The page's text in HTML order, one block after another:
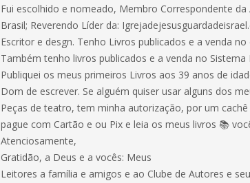
Fui escolhido e nomeado, Membro Correspondente
Brasil; Reverendo Líder da:
Escritor e desgn. Tenho Livros publicados e a venda
Também tenho livros publicados e a venda no
Publiquei os meus primeiros Livros aos 39 anos de
Dom de escrever. Se alguém quiser usar alguns dos
Peças de teatro, tem minha autorização, por um
pague com Cartão e ou Pix e leia os meus livros 📚
Atenciosamente,
Gratidão, a Deus e a vocês: Meus
Leitores a família e amigos e ao Clube de Autores e